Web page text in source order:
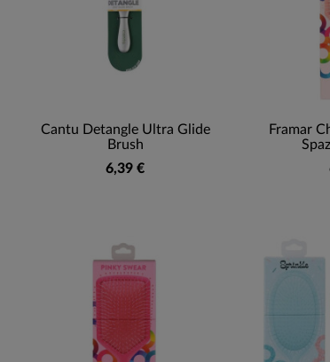
Cantu Detangle Ultra Glide
Brush
6,39 €
Framar